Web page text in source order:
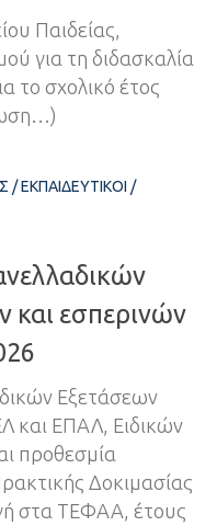
Παιδείας,
για τη διδασκαλία
το σχολικό έτος
/ΕΚΠΑΙΔΕΥΤΙΚΟΊ /
και εσπερινών
Εξετάσεων
και ΕΠΑΛ, Ειδικών
προθεσμία
Δοκιμασίας
στα ΤΕΦΑΑ, έτους